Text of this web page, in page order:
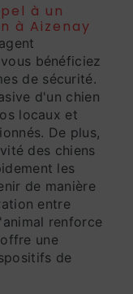
à un
à Aizenay
bénéficiez
de sécurité.
d'un chien
locaux et
De plus,
des chiens
les
de manière
entre
renforce
une
de